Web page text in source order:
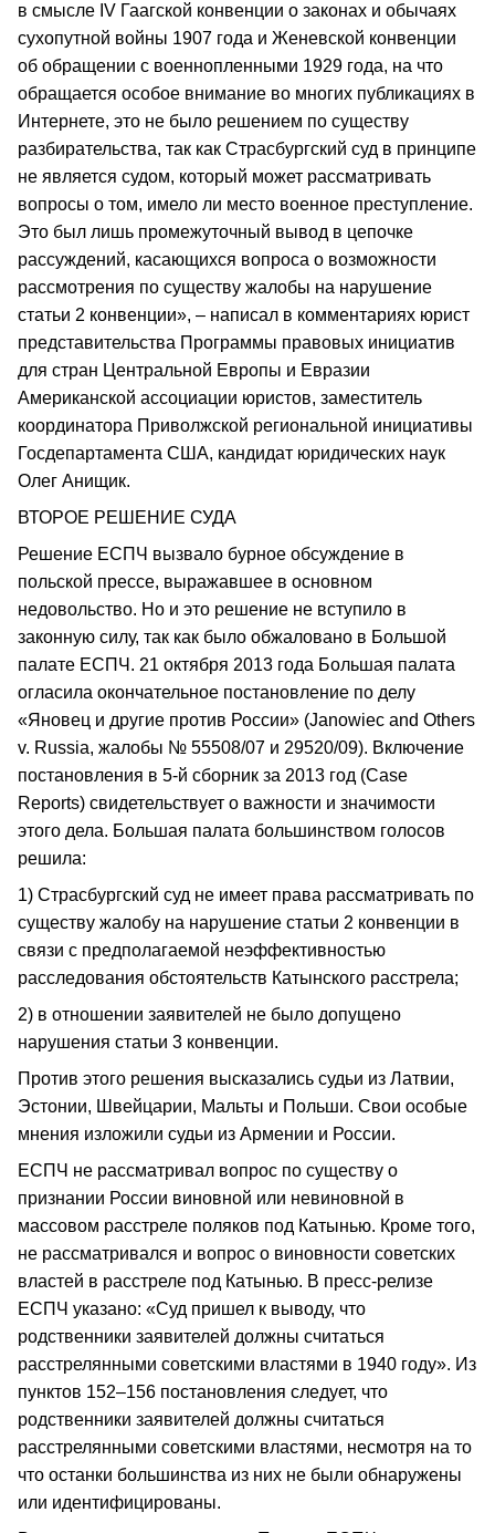
в смысле IV Гаагской конвенции о законах и обычаях
сухопутной войны 1907 года и Женевской конвенции
об обращении с военнопленными 1929 года, на что
обращается особое внимание во многих публикациях в
Интернете, это не было решением по существу
разбирательства, так как Страсбургский суд в принципе
не является судом, который может рассматривать
вопросы о том, имело ли место военное преступление.
Это был лишь промежуточный вывод в цепочке
рассуждений, касающихся вопроса о возможности
рассмотрения по существу жалобы на нарушение
статьи 2 конвенции», – написал в комментариях юрист
представительства Программы правовых инициатив
для стран Центральной Европы и Евразии
Американской ассоциации юристов, заместитель
координатора Приволжской региональной инициативы
Госдепартамента США, кандидат юридических наук
Олег Анищик.
ВТОРОЕ РЕШЕНИЕ СУДА
Решение ЕСПЧ вызвало бурное обсуждение в
польской прессе, выражавшее в основном
недовольство. Но и это решение не вступило в
законную силу, так как было обжаловано в Большой
палате ЕСПЧ. 21 октября 2013 года Большая палата
огласила окончательное постановление по делу
«Яновец и другие против России» (Janowiec and Others
v. Russia, жалобы № 55508/07 и 29520/09). Включение
постановления в 5-й сборник за 2013 год (Case
Reports) свидетельствует о важности и значимости
этого дела. Большая палата большинством голосов
решила:
1) Страсбургский суд не имеет права рассматривать по
существу жалобу на нарушение статьи 2 конвенции в
связи с предполагаемой неэффективностью
расследования обстоятельств Катынского расстрела;
2) в отношении заявителей не было допущено
нарушения статьи 3 конвенции.
Против этого решения высказались судьи из Латвии,
Эстонии, Швейцарии, Мальты и Польши. Свои особые
мнения изложили судьи из Армении и России.
ЕСПЧ не рассматривал вопрос по существу о
признании России виновной или невиновной в
массовом расстреле поляков под Катынью. Кроме того,
не рассматривался и вопрос о виновности советских
властей в расстреле под Катынью. В пресс-релизе
ЕСПЧ указано: «Суд пришел к выводу, что
родственники заявителей должны считаться
расстрелянными советскими властями в 1940 году». Из
пунктов 152–156 постановления следует, что
родственники заявителей должны считаться
расстрелянными советскими властями, несмотря на то
что останки большинства из них не были обнаружены
или идентифицированы.